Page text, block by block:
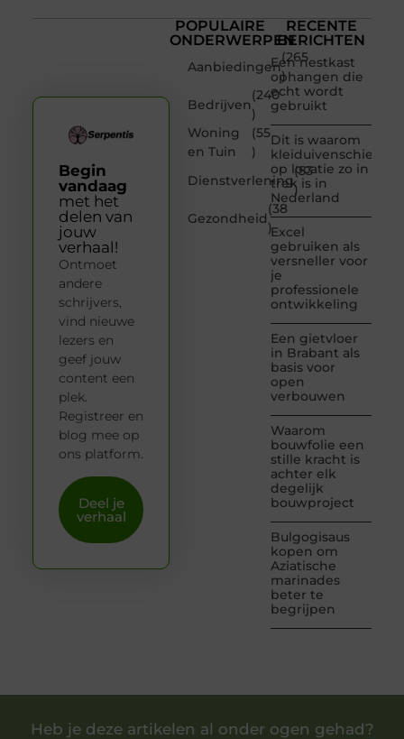
POPULAIRE
ONDERWERPEN
Aanbiedingen
(265
)
Bedrijven
(240
)
Woning
en Tuin
(55
)
Dienstverlening
(53
)
Gezondheid
(38
)
RECENTE
BERICHTEN
Een nestkast
ophangen die
echt wordt
gebruikt
Dit is waarom
kleiduivenschieten
op locatie zo in
trek is in
Nederland
Excel
gebruiken als
versneller voor
je
professionele
ontwikkeling
Een gietvloer
in Brabant als
basis voor
open
verbouwen
Waarom
bouwfolie een
stille kracht is
achter elk
degelijk
bouwproject
Bulgogisaus
kopen om
Aziatische
marinades
beter te
begrijpen
Begin
vandaag
met het
delen van
jouw
verhaal!
Ontmoet
andere
schrijvers,
vind nieuwe
lezers en
geef jouw
content een
plek.
Registreer en
blog mee op
ons platform.
Deel je
verhaal
Heb je deze artikelen al onder ogen gehad?